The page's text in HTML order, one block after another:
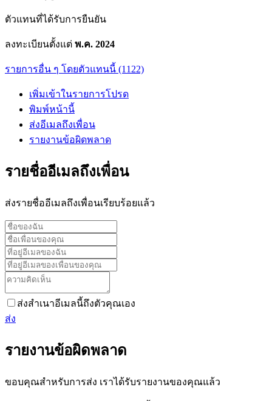
ตัวแทนที่ได้รับการยืนยัน
ลงทะเบียนตั้งแต่ พ.ค. 2024
รายการอื่น ๆ โดยตัวแทนนี้ (1122)
เพิ่มเข้าในรายการโปรด
พิมพ์หน้านี้
ส่งอีเมลถึงเพื่อน
รายงานข้อผิดพลาด
รายชื่ออีเมลถึงเพื่อน
ส่งรายชื่ออีเมลถึงเพื่อนเรียบร้อยแล้ว
ส่งสำเนาอีเมลนี้ถึงตัวคุณเอง
ส่ง
รายงานข้อผิดพลาด
ขอบคุณสำหรับการส่ง เราได้รับรายงานของคุณแล้ว